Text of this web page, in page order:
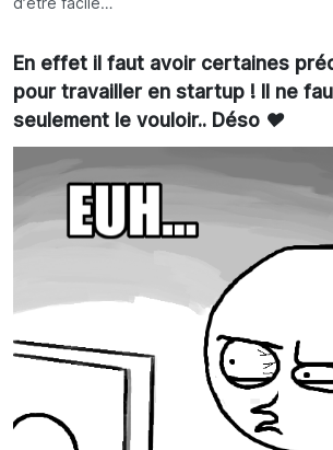
En effet il faut avoir certaines
pour travailler en startup ! Il ne
seulement le vouloir.. Déso ❤